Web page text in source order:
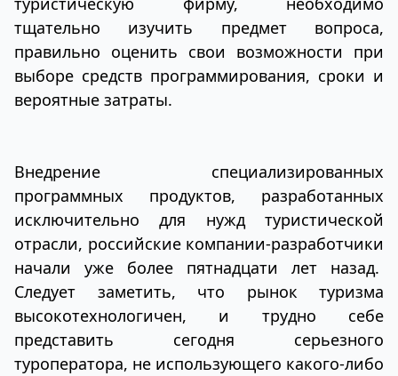
тщательно изучить предмет вопроса,
правильно оценить свои возможности при
выборе средств программирования, сроки и
вероятные затраты.
Внедрение специализированных
программных продуктов, разработанных
исключительно для нужд туристической
отрасли, российские компании-разработчики
начали уже более пятнадцати лет назад.
Следует заметить, что рынок туризма
высокотехнологичен, и трудно себе
представить сегодня серьезного
туроператора, не использующего какого-либо